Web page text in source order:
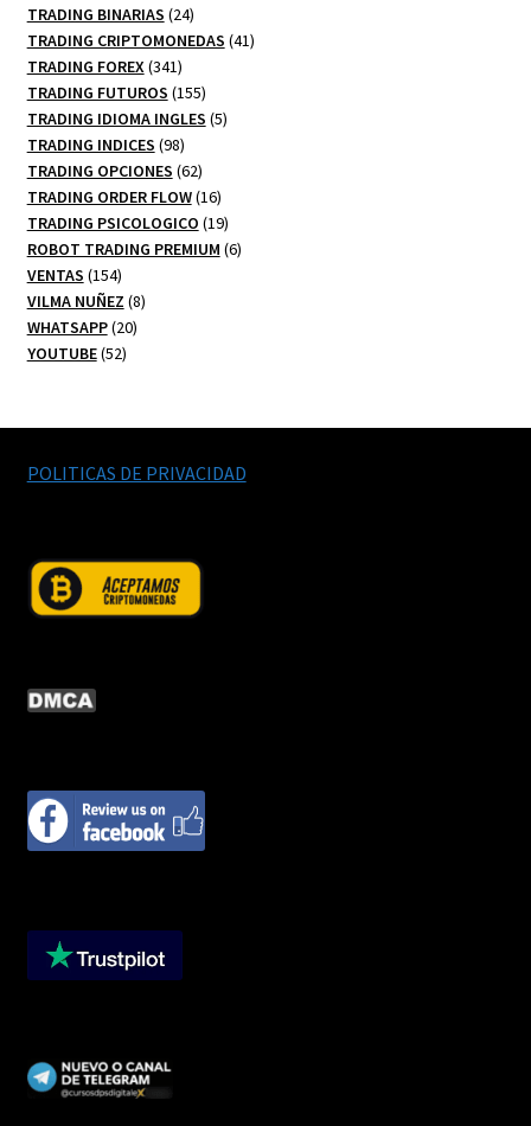
TRADING BINARIAS 2424
productos
TRADING CRIPTOMONEDAS 4141
TRADING FOREX 341341
productos
TRADING FUTUROS 155155
productos
TRADING IDIOMA INGLES 55
TRADING INDICES 9898
productos
TRADING OPCIONES 6262
productos
TRADING ORDER FLOW 1616
productos
TRADING PSICOLOGICO 1919
productos
ROBOT TRADING PREMIUM 66
VENTAS 154154
productos
VILMA NUÑEZ 88
WHATSAPP 2020
YOUTUBE 5252
POLITICAS DE PRIVACIDAD